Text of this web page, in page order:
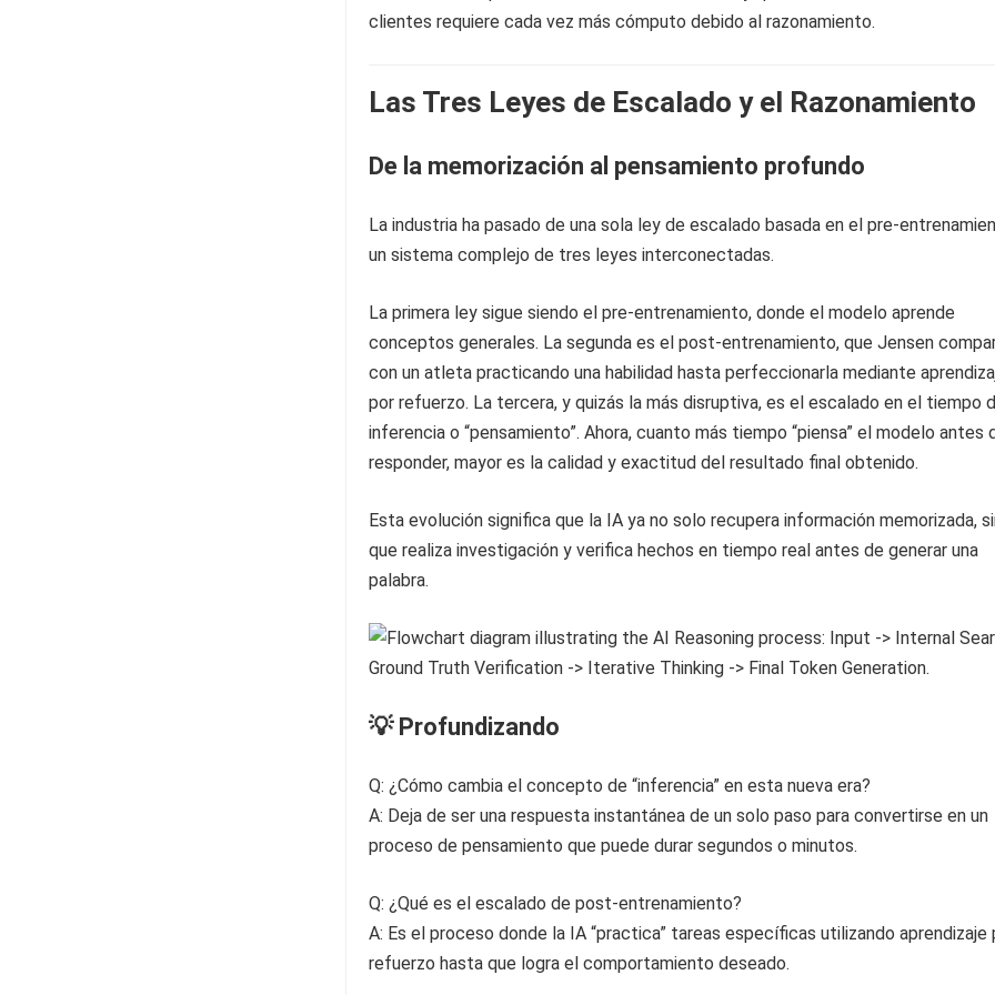
clientes requiere cada vez más cómputo debido al razonamiento.
Las Tres Leyes de Escalado y el Razonamiento
De la memorización al pensamiento profundo
La industria ha pasado de una sola ley de escalado basada en el pre-
un sistema complejo de tres leyes interconectadas.
La primera ley sigue siendo el pre-entrenamiento, donde el modelo aprende
conceptos generales. La segunda es el post-entrenamiento, que Jensen
con un atleta practicando una habilidad hasta perfeccionarla mediante
por refuerzo. La tercera, y quizás la más disruptiva, es el escalado en el tiempo
inferencia o “pensamiento”. Ahora, cuanto más tiempo “piensa” el modelo antes
responder, mayor es la calidad y exactitud del resultado final obtenido.
Esta evolución significa que la IA ya no solo recupera información memorizada,
que realiza investigación y verifica hechos en tiempo real antes de generar una
palabra.
💡 Profundizando
Q: ¿Cómo cambia el concepto de “inferencia” en esta nueva era?
A: Deja de ser una respuesta instantánea de un solo paso para convertirse en un
proceso de pensamiento que puede durar segundos o minutos.
Q: ¿Qué es el escalado de post-entrenamiento?
A: Es el proceso donde la IA “practica” tareas específicas utilizando aprendizaje
refuerzo hasta que logra el comportamiento deseado.